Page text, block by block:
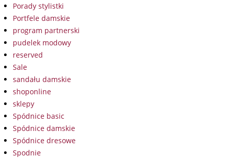
Porady stylistki
Portfele damskie
program partnerski
pudelek modowy
reserved
Sale
sandału damskie
shoponline
sklepy
Spódnice basic
Spódnice damskie
Spódnice dresowe
Spodnie